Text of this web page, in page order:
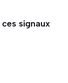
ces signaux